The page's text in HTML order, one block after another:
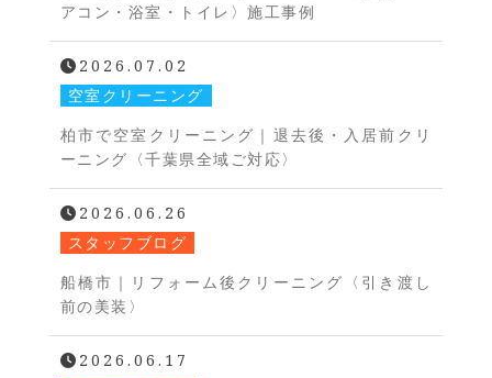
アコン・浴室・トイレ〉施工事例
2026.07.02
空室クリーニング
柏市で空室クリーニング｜退去後・入居前クリ
ーニング〈千葉県全域ご対応〉
2026.06.26
スタッフブログ
船橋市｜リフォーム後クリーニング〈引き渡し
前の美装〉
2026.06.17